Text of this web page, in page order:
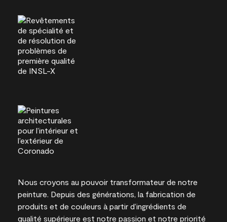
Nous croyons au pouvoir transformateur de notre
peinture. Depuis des générations, la fabrication de
produits et de couleurs à partir d’ingrédients de
qualité supérieure est notre passion et notre priorité